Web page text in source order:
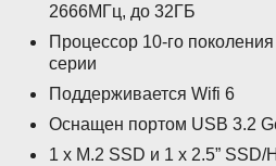
2666МГц, до 32ГБ
Процессор 10-го
серии
Поддерживается Wifi 6
Оснащен портом USB 3.2
1 x M.2 SSD и 1 x 2.5” SSD/